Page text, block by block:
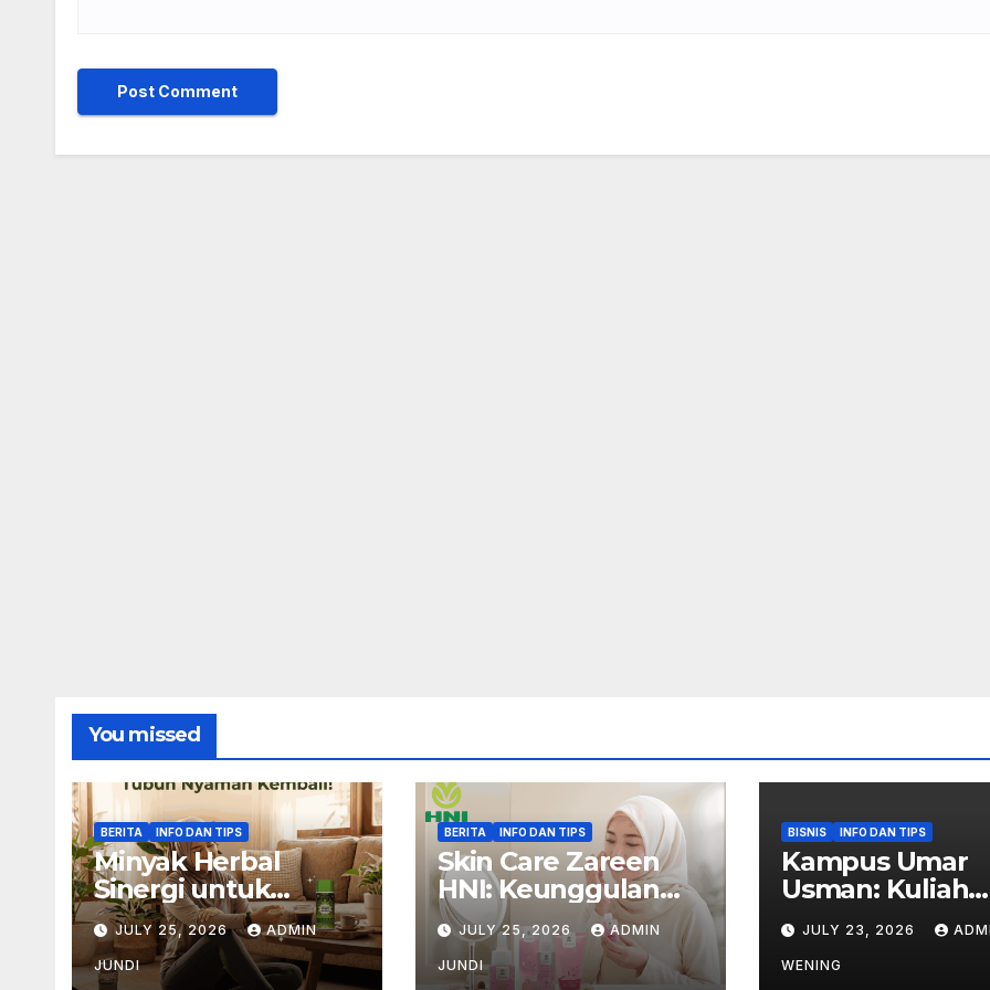
You missed
BERITA INFO DAN TIPS
Minyak Herbal
Sinergi untuk
Rutinitas Setelah
Aktivitas Padat
JULY 25, 2026 ADMIN
JUNDI
BERITA INFO DAN TIPS
Skin Care Zareen
HNI: Keunggulan
dan Manfaat
JULY 25, 2026 ADMIN
JUNDI
BISNIS INFO DAN TIPS
Kampus Umar
Usman: Kuliah
Bisnis Praktik
JULY 23, 2026
WENING